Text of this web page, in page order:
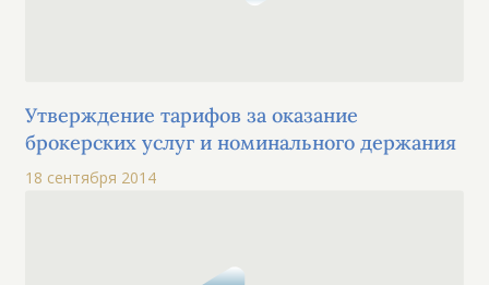
Утверждение тарифов за оказание
брокерских услуг и номинального держания
18 сентября 2014